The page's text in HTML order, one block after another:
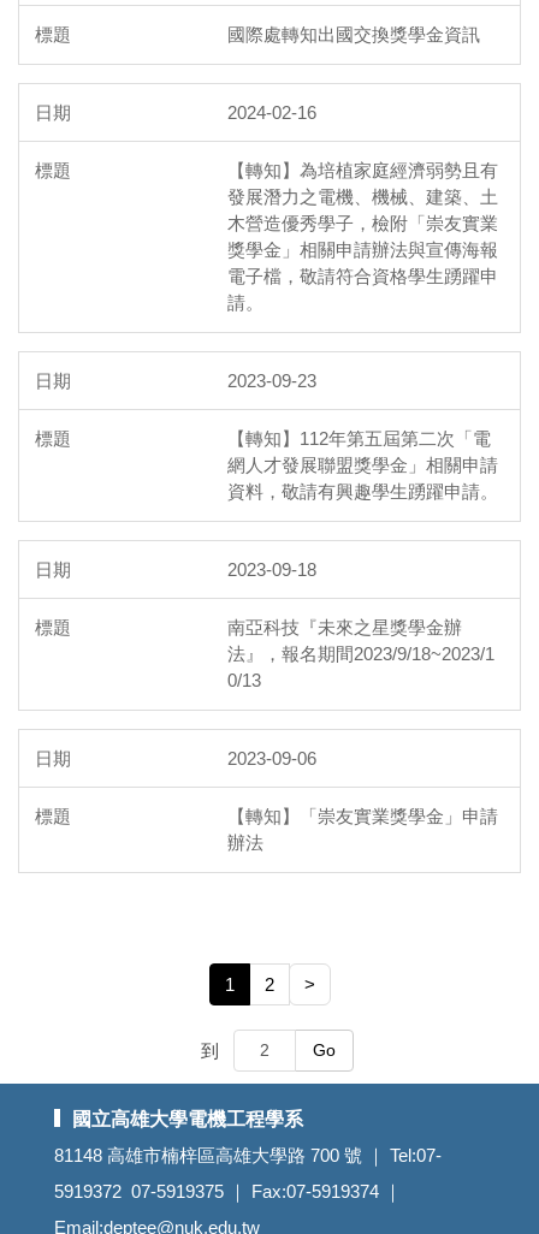
國際處轉知出國交換獎學金資訊
2024-02-16
【轉知】為培植家庭經濟弱勢且有
發展潛力之電機、機械、建築、土
木營造優秀學子，檢附「崇友實業
獎學金」相關申請辦法與宣傳海報
電子檔，敬請符合資格學生踴躍申
請。
2023-09-23
【轉知】112年第五屆第二次「電
網人才發展聯盟獎學金」相關申請
資料，敬請有興趣學生踴躍申請。
2023-09-18
南亞科技『未來之星獎學金辦
法』，報名期間2023/9/18~2023/1
0/13
2023-09-06
【轉知】「崇友實業獎學金」申請
辦法
1 2 >
到 Go
國立高雄大學電機工程學系
81148 高雄市楠梓區高雄大學路 700 號 ｜ Tel:07-
5919372 07-5919375 ｜ Fax:07-5919374 ｜
Email:deptee@nuk.edu.tw